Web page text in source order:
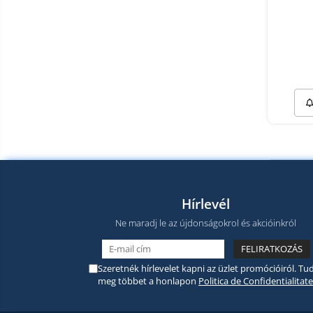
Hírlevél
Ne maradj le az újdonságokrol és akcióinkról
Szeretnék hírlevelet kapni az üzlet promócióiról.
meg többet a honlapon Politica de Confidentialitate